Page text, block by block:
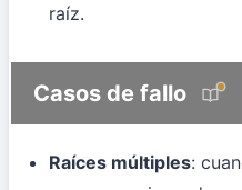
raíz.
Casos de fallo
Raíces múltiples: